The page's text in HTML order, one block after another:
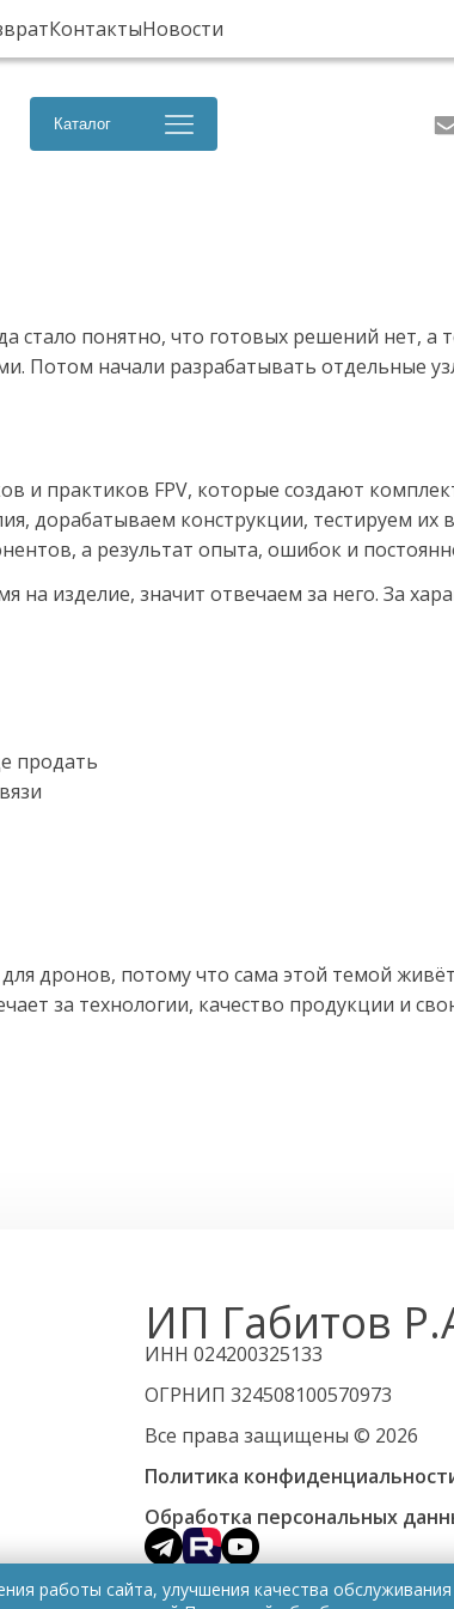
КонтактыНовости
Каталог
стало понятно, что готовых решений нет, а
Потом начали разрабатывать отдельные
и практиков FPV, которые создают
дорабатываем конструкции, тестируем их
а результат опыта, ошибок и
изделие, значит отвечаем за него. За
продать
дронов, потому что сама этой темой
за технологии, качество продукции и
ИП Габитов
ИНН 024200325133
ОГРНИП 324508100570973
Все права защищены © 2026
Политика
Обработка персональных
работы сайта, улучшения качества